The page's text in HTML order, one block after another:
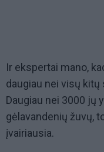
Ir ekspertai mano,
daugiau nei visų
Daugiau nei 3000 jų
gėlavandenių žuvų,
įvairiausia.